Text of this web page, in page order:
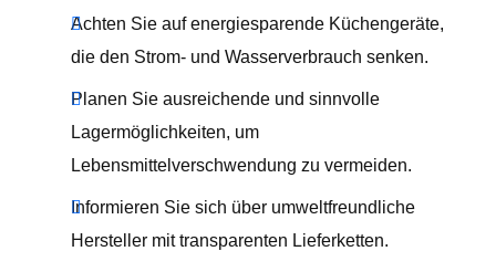
Achten Sie auf energiesparende Küchengeräte,
die den Strom- und Wasserverbrauch senken.
Planen Sie ausreichende und sinnvolle
Lagermöglichkeiten, um
Lebensmittelverschwendung zu vermeiden.
Informieren Sie sich über umweltfreundliche
Hersteller mit transparenten Lieferketten.